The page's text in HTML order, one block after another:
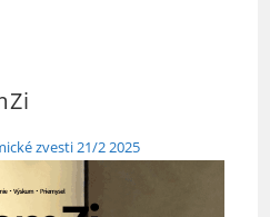
zvesti 21/2 2025